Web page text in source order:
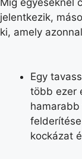
jelentkezik,
ki, amely
Egy
több ezer
kockázat